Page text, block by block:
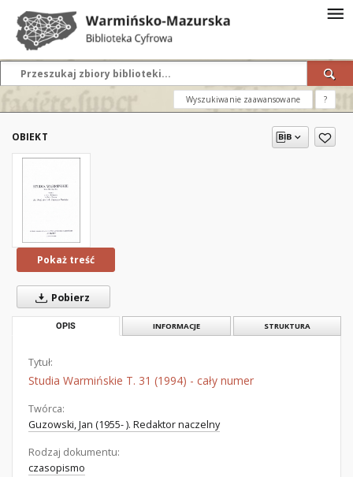
Wyszukiwanie zaawansowane ?
OBIEKT
Pokaż treść
Pobierz
OPIS INFORMACJE STRUKTURA
Tytuł:
Studia Warmińskie T. 31 (1994) - cały numer
Twórca:
Guzowski, Jan (1955- ). Redaktor naczelny
Rodzaj dokumentu:
czasopismo